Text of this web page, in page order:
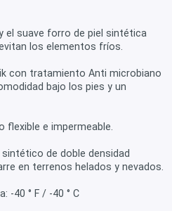
el suave forro de piel sintética
los elementos fríos.
con tratamiento Anti microbiano
bajo los pies y un
flexible e impermeable.
de doble densidad
en terrenos helados y nevados.
-40 ° F / -40 ° C